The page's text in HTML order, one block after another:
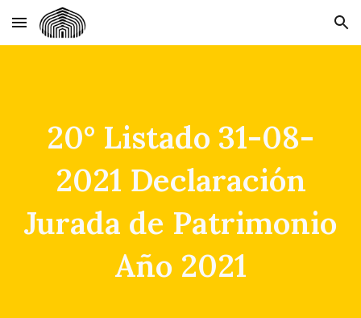
Skip to main content Skip to navigation
20° Listado 31-08-
2021 Declaración
Jurada de Patrimonio
Año 2021